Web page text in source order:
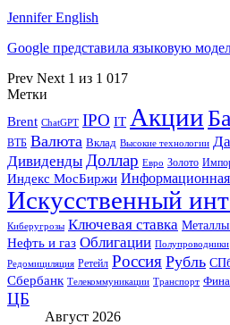
Jennifer English
Google представила языковую
Prev Next 1 из 1 017
Метки
Brent ChatGPT IPO IT Акции
ВТБ Валюта Вклад Высокие технологии
Дивиденды Доллар Евро Золото
Индекс МосБиржи Информационная
Искусственный
Киберугрозы Ключевая ставка
Нефть и газ Облигации Полупроводники
Редомициляция Ретейл Россия Рубль
Сбербанк Телекоммуникации Транспорт
ЦБ
Август 2026